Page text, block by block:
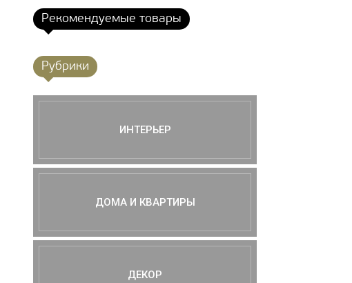
Рекомендуемые товары
Рубрики
ИНТЕРЬЕР
ДОМА И КВАРТИРЫ
ДЕКОР